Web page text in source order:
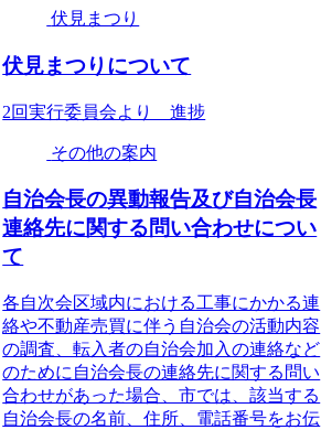
伏見まつり
伏見まつりについて
2回実行委員会より 進捗
その他の案内
自治会長の異動報告及び自治会長
連絡先に関する問い合わせについ
て
各自次会区域内における工事にかかる連
絡や不動産売買に伴う自治会の活動内容
の調査、転入者の自治会加入の連絡など
のために自治会長の連絡先に関する問い
合わせがあった場合、市では、該当する
自治会長の名前、住所、電話番号をお伝